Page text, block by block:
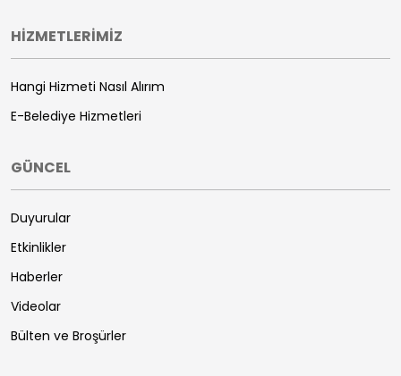
HİZMETLERİMİZ
Hangi Hizmeti Nasıl Alırım
E-Belediye Hizmetleri
GÜNCEL
Duyurular
Etkinlikler
Haberler
Videolar
Bülten ve Broşürler